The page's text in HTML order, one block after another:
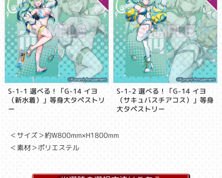
S-1-1 選べる！「G-14 イヨ
（新水着）」等身大タペストリ
ー
S-1-2 選べる！「G-14 イヨ
（サキュバスチアコス）」等身
大タペストリー
＜サイズ＞約W800mm×H1800mm
＜素材＞ポリエステル